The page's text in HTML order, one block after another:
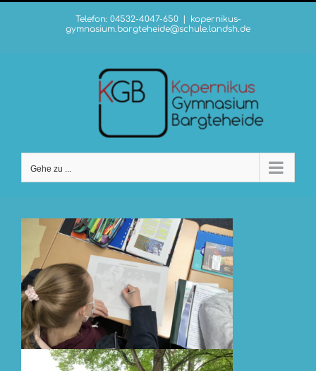
Telefon: 04532-4047-650
kopernikus-
gymnasium.bargteheide@schule.landsh.de
Gehe zu ...